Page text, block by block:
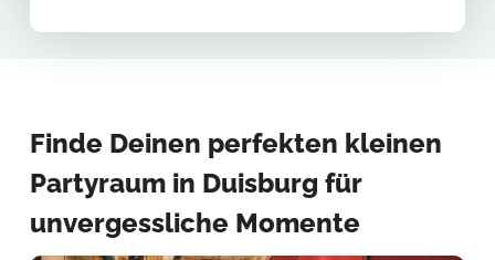
Finde Deinen perfekten kleinen
Partyraum in Duisburg für
unvergessliche Momente